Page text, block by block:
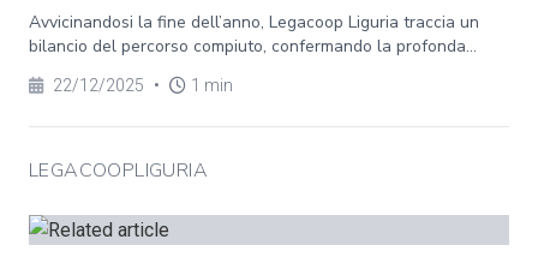
Avvicinandosi la fine dell’anno, Legacoop Liguria traccia un
bilancio del percorso compiuto, confermando la profonda...
22/12/2025 • 1 min
LEGACOOPLIGURIA